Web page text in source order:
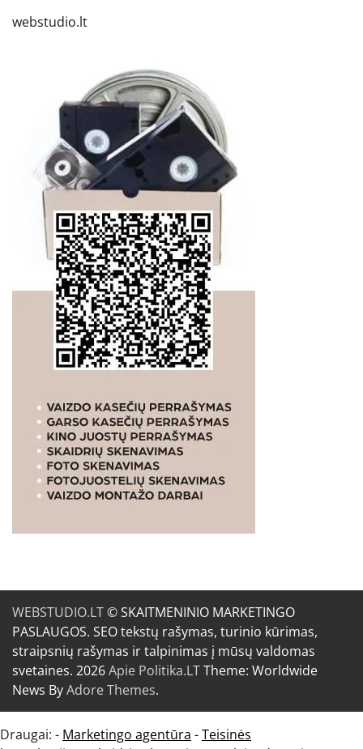
webstudio.lt
WEBSTUDIO.LT© SKAITMENINIO MARKETINGO
PASLAUGOS. SEO tekstų rašymas, turinio kūrimas,
straipsnių rašymas ir talpinimas į mūsų valdomas
svetaines. 2026Apie Politika.LTTheme: Worldwide
News ByAdore Themes.
Draugai: - Marketingo agentūra -Teisinės